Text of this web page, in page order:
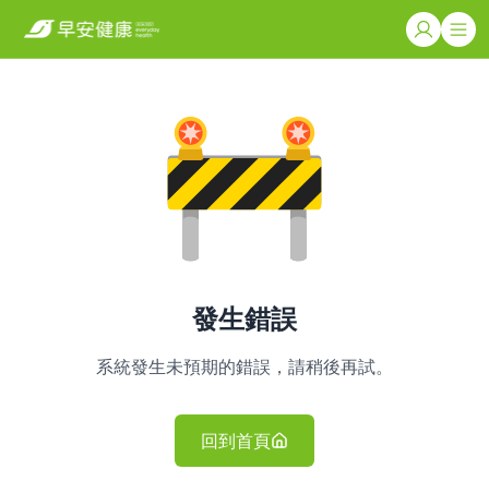
發生錯誤
系統發生未預期的錯誤，請稍後再試。
回到首頁